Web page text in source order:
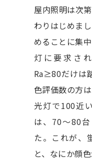
屋内照明は次
わりはじめま
めることに集
灯に要求さ
Ra≥80だけは
色評価数の方
光灯で100近
は、70～80
た。これが、
と、なにか顔